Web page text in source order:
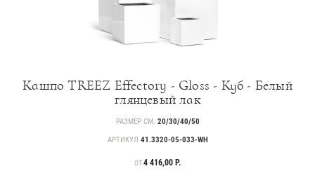
Кашпо TREEZ Effectory - Gloss - Куб - Белый
глянцевый лак
РАЗМЕР СМ. 20/30/40/50
АРТИКУЛ 41.3320-05-033-WH
ЦЕНА
ОТ4 416,00 Р.